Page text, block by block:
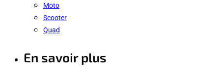
Moto
Scooter
Quad
En savoir plus